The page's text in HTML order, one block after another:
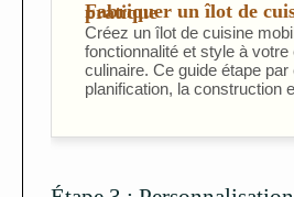
Fabriquer un îlot de cuisine mobile et pratique
Créez un îlot de cuisine
fonctionnalité et style à votre
culinaire. Ce guide étape par
planification, la construction